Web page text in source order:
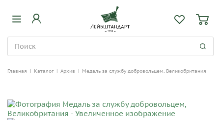
Главная | Каталог | Архив | Медаль за службу добровольцем, Великобритания